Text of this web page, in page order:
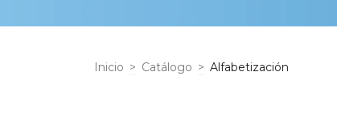
Inicio > Catálogo > Alfabetización